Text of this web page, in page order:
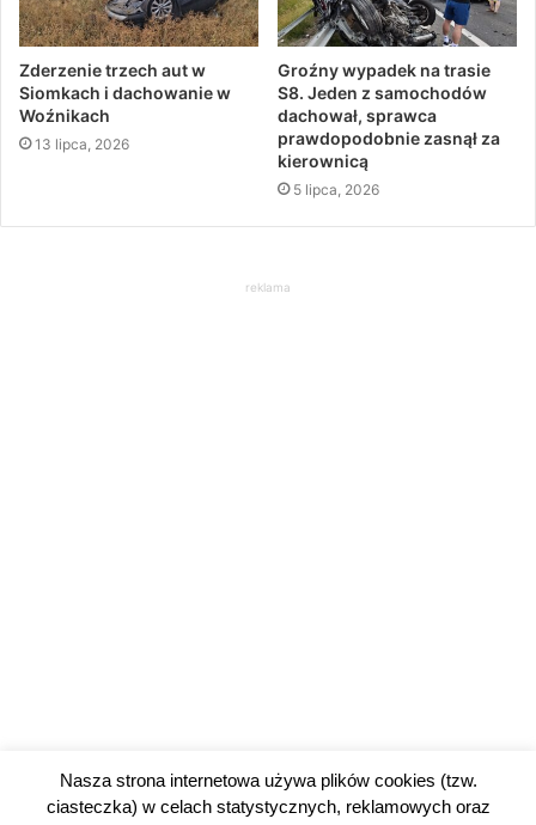
Zderzenie trzech aut w
Siomkach i dachowanie w
Woźnikach
13 lipca, 2026
Groźny wypadek na trasie
S8. Jeden z samochodów
dachował, sprawca
prawdopodobnie zasnął za
kierownicą
5 lipca, 2026
reklama
Nasza strona internetowa używa plików cookies (tzw.
ciasteczka) w celach statystycznych, reklamowych oraz